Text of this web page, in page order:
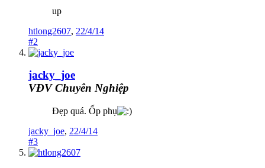
up
htlong2607, 22/4/14
#2
jacky_joe
VĐV Chuyên Nghiệp
Đẹp quá. Ốp phụ
jacky_joe, 22/4/14
#3